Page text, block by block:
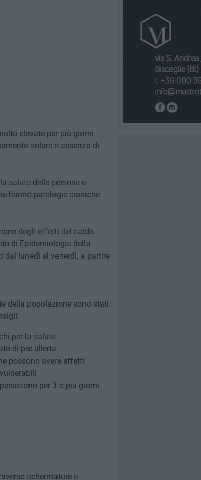
elevate per più giorni
solare e assenza di
salute delle persone e
hanno patologie croniche
degli effetti del caldo
di Epidemiologia della
lunedì al venerdì, a partire
della popolazione sono stati
per la salute
di pre-allerta
possono avere effetti
per 3 o più giorni
schermature e